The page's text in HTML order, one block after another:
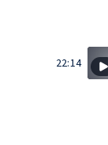
22:14